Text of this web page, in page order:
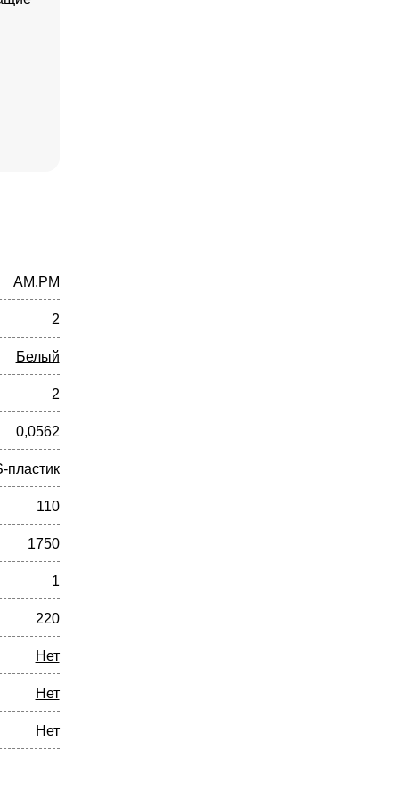
AM.PM
2
Белый
2
0,0562
пластик
110
1750
1
220
Нет
Нет
Нет